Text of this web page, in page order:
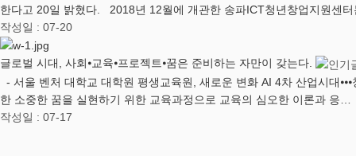
한다고 20일 밝혔다. 2018년 12월에 개관한 송파ICT청년창업지원센
작성일 : 07-20
글로벌 시대, 사회⦁교육⦁프로젝트⦁꿈은 준비하는 자만이 갖는다.
- 서울 벤처 대학교 대학원 평생교육원, 새로운 변화 AI 4차 산업시대
한 소중한 꿈을 실현하기 위한 교육과정으로 교육의 심오한 이론과 응…
작성일 : 07-17